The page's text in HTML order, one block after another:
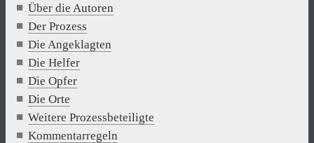
Über die Autoren
Der Prozess
Die Angeklagten
Die Helfer
Die Opfer
Die Orte
Weitere Prozessbeteiligte
Kommentarregeln